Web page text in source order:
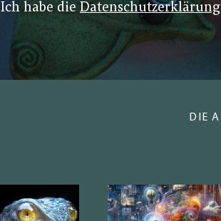
Ich habe dieDatenschutzerklärung
DIE